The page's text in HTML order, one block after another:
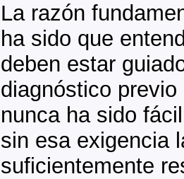
La razón
ha sido que
deben estar
diagnóstico
nunca ha sido
sin esa exigencia
suficientemente